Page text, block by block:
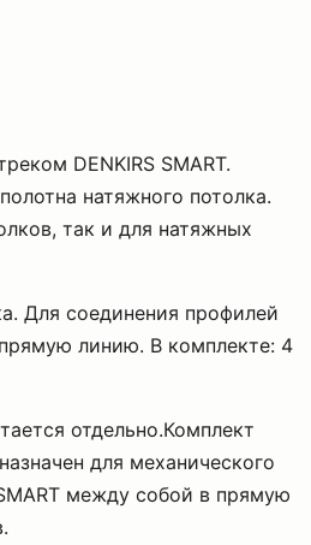
DENKIRS SMART.
натяжного потолка.
так и для натяжных
Для соединения профилей
линию. В комплекте: 4
отдельно.Комплект
для механического
между собой в прямую